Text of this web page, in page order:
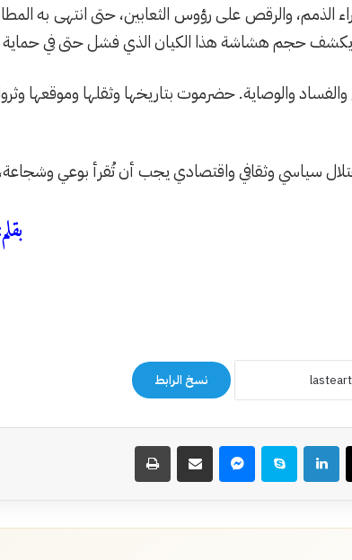
والرقص على رؤوس الثعابين، حتى انتهى به
يكشف حجم هشاشة هذا الكيان الذي فشل حتى في
والوصاية. حضرموت بتاريخها وثقلها وموقعها
نسخ الرابط
‫X لينكدإن سكايب ماسنجر مشاركة عبر البريد طباعة